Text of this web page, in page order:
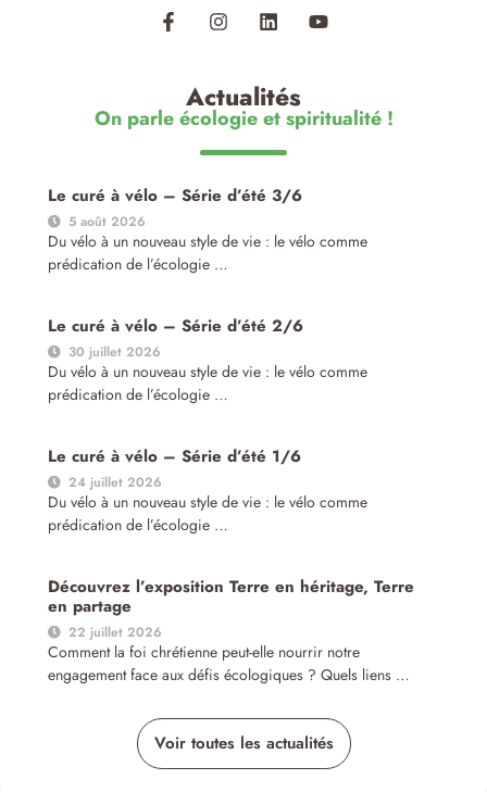
Actualités
On parle écologie et spiritualité !
Le curé à vélo – Série d’été 3/6
5 août 2026
Du vélo à un nouveau style de vie : le vélo comme
prédication de l’écologie …
Le curé à vélo – Série d’été 2/6
30 juillet 2026
Du vélo à un nouveau style de vie : le vélo comme
prédication de l’écologie …
Le curé à vélo – Série d’été 1/6
24 juillet 2026
Du vélo à un nouveau style de vie : le vélo comme
prédication de l’écologie …
Découvrez l’exposition Terre en héritage, Terre
en partage
22 juillet 2026
Comment la foi chrétienne peut-elle nourrir notre
engagement face aux défis écologiques ? Quels liens …
Voir toutes les actualités